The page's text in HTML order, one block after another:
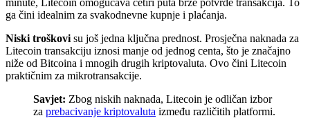
ga čini idealnim za svakodnevne kupnje i plaćanja.
Niski troškovi su još jedna ključna prednost. Prosječna naknada za
Litecoin transakciju iznosi manje od jednog centa, što je značajno
niže od Bitcoina i mnogih drugih kriptovaluta. Ovo čini Litecoin
praktičnim za mikrotransakcije.
Savjet: Zbog niskih naknada, Litecoin je odličan izbor
za prebacivanje kriptovaluta između različitih platformi.